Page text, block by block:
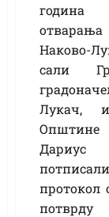
година
Наково-
сали
Лукач,
Дариус
протокол